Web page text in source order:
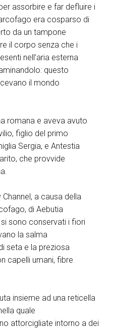
assorbire e far defluire i
era cosparso di
da un tampone
il corpo senza che i
nell’aria esterna
questo
il mondo
romana e aveva avuto
figlio del primo
Sergia, e Antestia
che provvide
a causa della
di Aebutia
sono conservati i fiori
la salma
seta e la preziosa
capelli umani, fibre
insieme ad una reticella
quale
attorcigliate intorno a dei